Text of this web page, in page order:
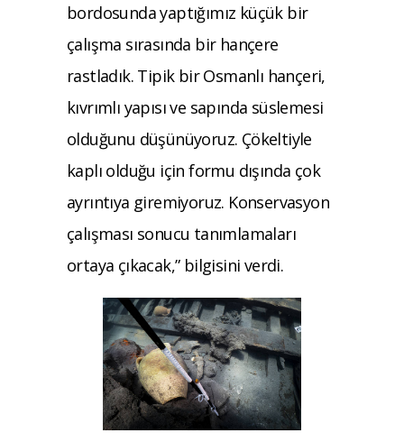
bordosunda yaptığımız küçük bir
çalışma sırasında bir hançere
rastladık. Tipik bir Osmanlı hançeri,
kıvrımlı yapısı ve sapında süslemesi
olduğunu düşünüyoruz. Çökeltiyle
kaplı olduğu için formu dışında çok
ayrıntıya giremiyoruz. Konservasyon
çalışması sonucu tanımlamaları
ortaya çıkacak,” bilgisini verdi.